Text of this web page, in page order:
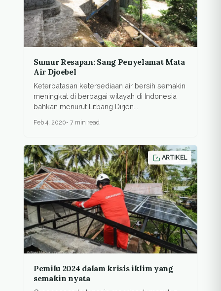
Sumur Resapan: Sang Penyelamat Mata
Air Djoebel
Keterbatasan ketersediaan air bersih semakin
meningkat di berbagai wilayah di Indonesia
bahkan menurut Litbang Dirjen...
Feb 4, 2020 7 min read
ARTIKEL
Pemilu 2024 dalam krisis iklim yang
semakin nyata